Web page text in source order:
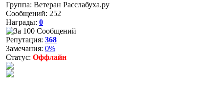
Группа: Ветеран Расслабуха.ру
Сообщений: 252
Награды: 0
Репутация: 368
Замечания: 0%
Статус: Оффлайн